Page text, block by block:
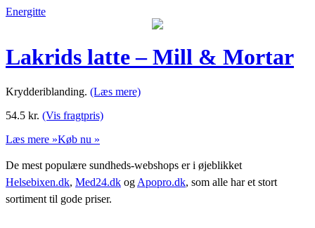
Energitte
Lakrids latte – Mill & Mortar
Krydderiblanding. (Læs mere)
54.5 kr. (Vis fragtpris)
Læs mere »Køb nu »
De mest populære sundheds-webshops er i øjeblikket
Helsebixen.dk, Med24.dk og Apopro.dk, som alle har et stort
sortiment til gode priser.